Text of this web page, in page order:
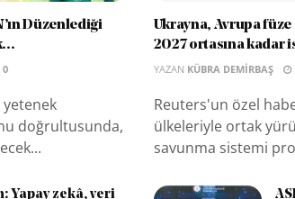
Düzenlediği
0
yetenek
doğrultusunda,
Ukrayna, Avrupa
2027 ortasına kadar
YAZAN KÜBRA DEMIRBAŞ
Reuters'un özel
ülkeleriyle ortak
savunma sistemi
Yapay zekâ, veri